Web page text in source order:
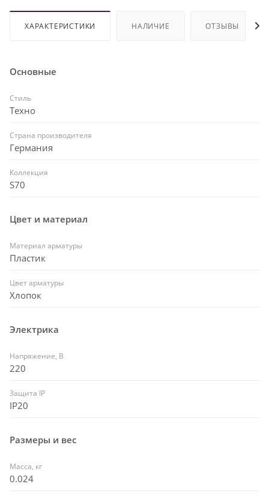
ХАРАКТЕРИСТИКИ НАЛИЧИЕ ОТЗЫВЫ
Основные
Стиль
Техно
Страна производителя
Германия
Коллекция
S70
Цвет и материал
Материал арматуры
Пластик
Цвет арматуры
Хлопок
Электрика
Напряжение, В
220
Защита IP
IP20
Размеры и вес
Масса, кг
0.024